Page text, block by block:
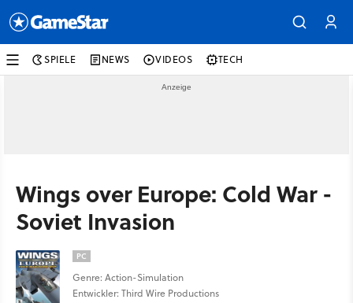
SPIELE NEWS VIDEOS TECH
Wings over Europe: Cold War -
Soviet Invasion
PC
Genre: Action-Simulation
Entwickler: Third Wire Productions